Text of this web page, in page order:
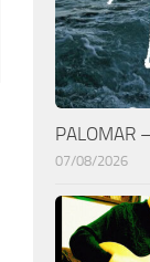
PALOMAR
07/08/2026